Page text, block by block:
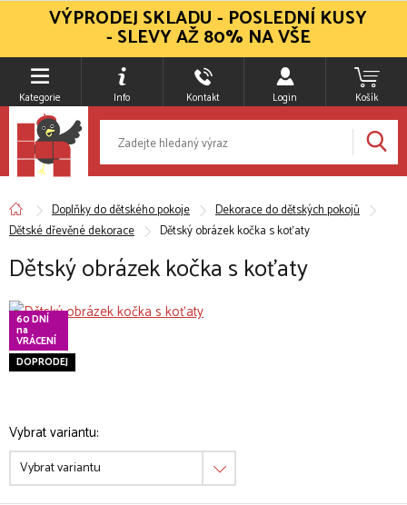
Kategorie Info Kontakt Login Košík
Doplňky do dětského pokoje
Dekorace do dětských pokojů
Dětské dřevěné dekorace
Dětský obrázek kočka s koťaty
Dětský obrázek kočka s koťaty
60 DNÍ
na
VRÁCENÍ
DOPRODEJ
Vybrat variantu:
Vybrat variantu
VÝPRODEJ SKLADU - POSLEDNÍ KUSY
- SLEVY AŽ 80% NA VŠE